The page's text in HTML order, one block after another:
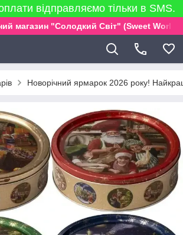
відправляємо тільки в SMS.
магазин "Солодкий Світ" (Sweet World)
Новорічний ярмарок 2026 року!